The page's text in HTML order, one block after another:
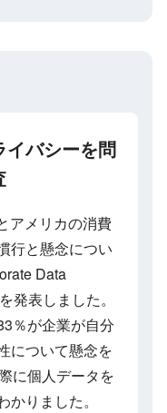
イバシーを問
アメリカの消費
行と懸念につい
Data
発表しました。
％が企業が自分
について懸念を
に個人データを
りました。